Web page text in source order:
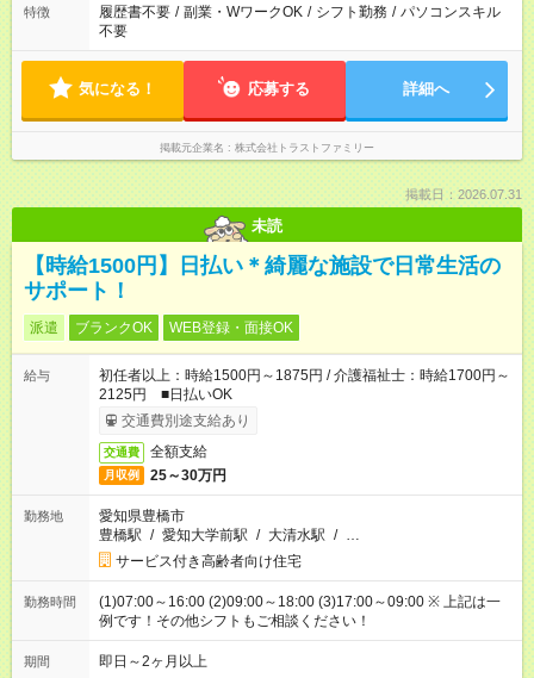
特徴 履歴書不要 / 副業・WワークOK / シフト勤務 / パソコンスキル
不要
気になる！ 応募する 詳細へ
掲載元企業名 株式会社トラストファミリー
掲載日：2026.07.31
未読
【時給1500円】日払い＊綺麗な施設で日常生活の
サポート！
派遣 ブランクOK WEB登録・面接OK
給与
初任者以上：時給1500円～1875円 / 介護福祉士：時給1700円～
2125円 ■日払いOK
交通費別途支給あり
交通費 全額支給
月収例 25～30万円
勤務地
愛知県豊橋市
豊橋駅 / 愛知大学前駅 / 大清水駅 / …
サービス付き高齢者向け住宅
勤務時間
(1)07:00～16:00 (2)09:00～18:00 (3)17:00～09:00 ※ 上記は一
例です！その他シフトもご相談ください！
期間 即日～2ヶ月以上